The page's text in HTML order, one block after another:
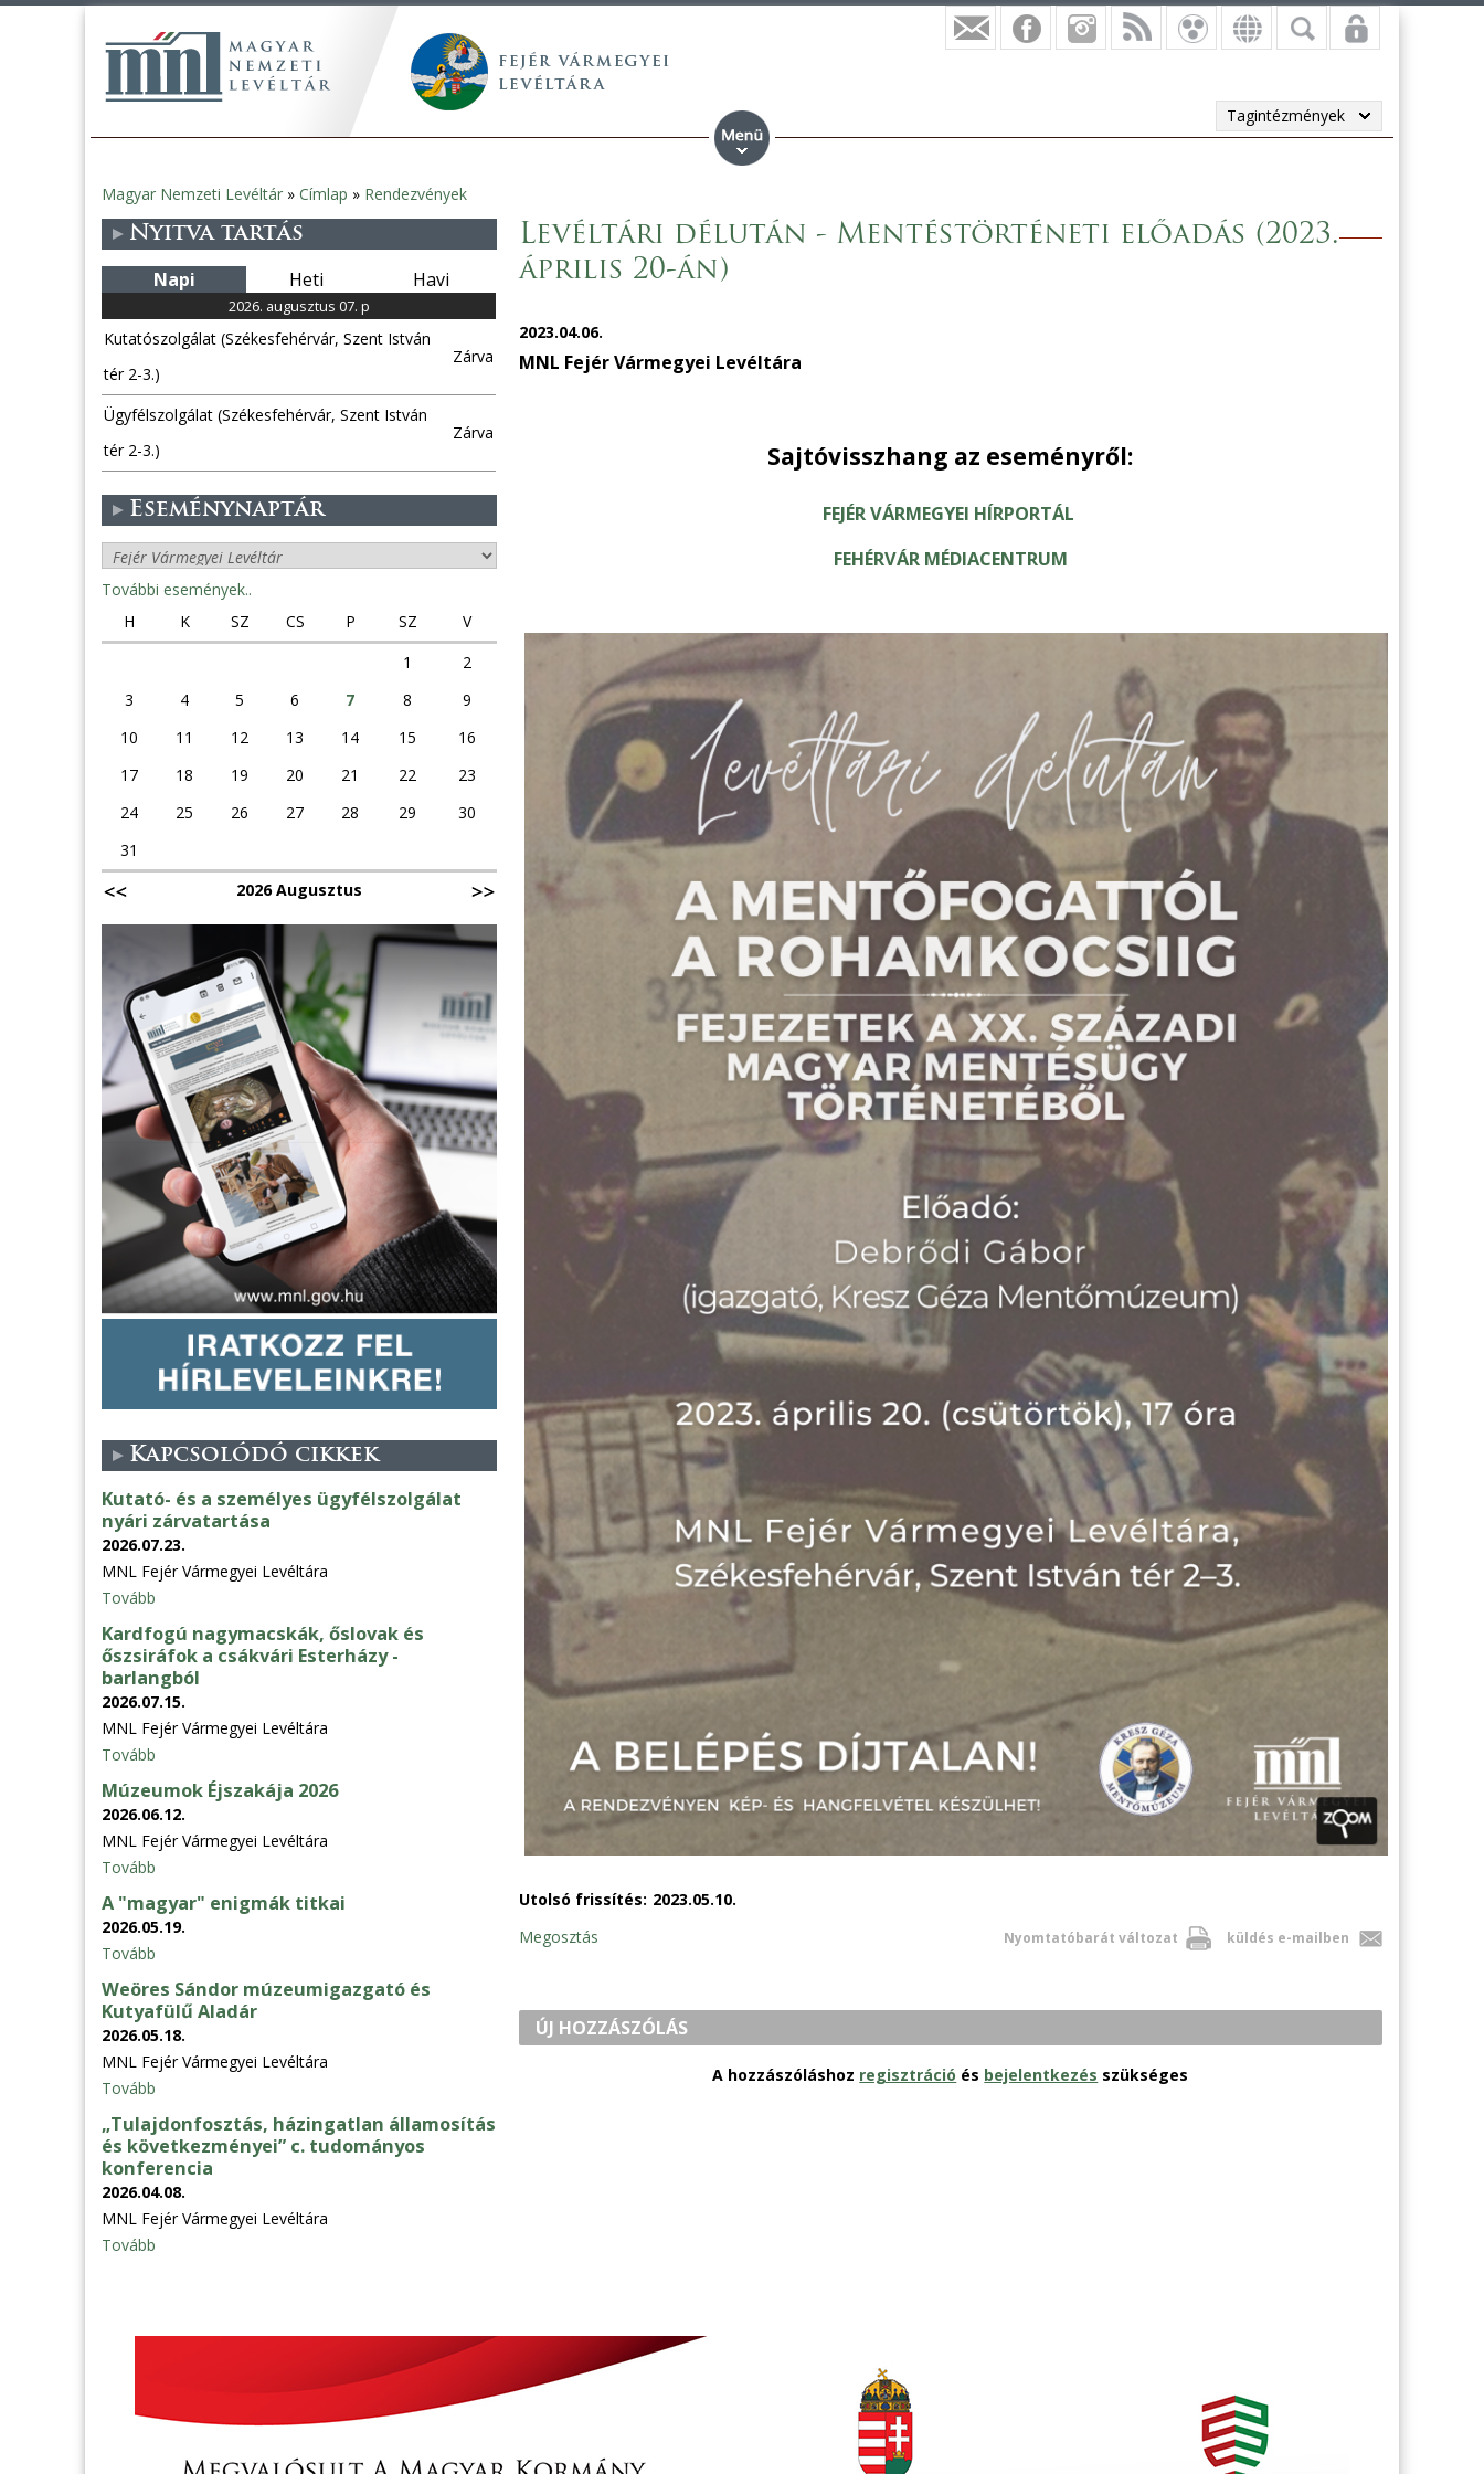
Tagintézmények
Jelenlegi
hely
Magyar Nemzeti Levéltár » Címlap » Rendezvények
Levéltári délután - Mentéstörténeti előadás (2023.
április 20-án)
2023.04.06.
MNL Fejér Vármegyei Levéltára
Sajtóvisszhang az eseményről:
FEJÉR VÁRMEGYEI HÍRPORTÁL
FEHÉRVÁR MÉDIACENTRUM
Utolsó frissítés: 2023.05.10.
Nyomtatóbarát változat küldés e-mailben
Megosztás
ÚJ HOZZÁSZÓLÁS
A hozzászóláshoz regisztráció és bejelentkezés szükséges
Nyitva tartás
Napi Heti Havi
2026. augusztus 07. p
Kutatószolgálat (Székesfehérvár, Szent István
tér 2-3.)
Zárva
Ügyfélszolgálat (Székesfehérvár, Szent István
tér 2-3.)
Zárva
Eseménynaptár
További események..
H
K SZ CS P SZ
V
1
2
3
4 5 6 7 8
9
10
11 12 13 14 15
16
17
18 19 20 21 22
23
24
25 26 27 28 29
30
31
2026 Augusztus
Kapcsolódó cikkek
Kutató- és a személyes ügyfélszolgálat
nyári zárvatartása
2026.07.23.
MNL Fejér Vármegyei Levéltára
Tovább
Kardfogú nagymacskák, őslovak és
őszsiráfok a csákvári Esterházy -
barlangból
2026.07.15.
MNL Fejér Vármegyei Levéltára
Tovább
Múzeumok Éjszakája 2026
2026.06.12.
MNL Fejér Vármegyei Levéltára
Tovább
A "magyar" enigmák titkai
2026.05.19.
Tovább
Weöres Sándor múzeumigazgató és
Kutyafülű Aladár
2026.05.18.
MNL Fejér Vármegyei Levéltára
Tovább
„Tulajdonfosztás, házingatlan államosítás
és következményei” c. tudományos
konferencia
2026.04.08.
MNL Fejér Vármegyei Levéltára
Tovább